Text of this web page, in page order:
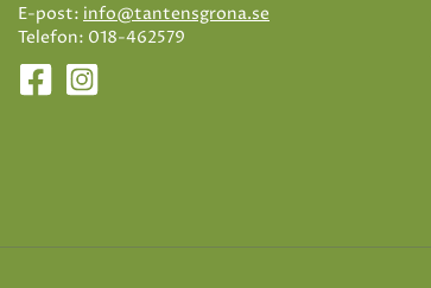
E-post: info@tantensgrona.se
Telefon: 018-462579